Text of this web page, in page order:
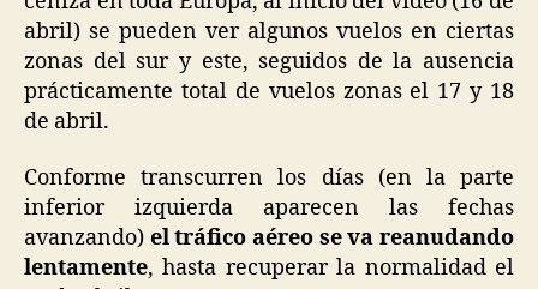
abril) se pueden ver algunos vuelos en ciertas
zonas del sur y este, seguidos de la ausencia
prácticamente total de vuelos zonas el 17 y 18
de abril.
Conforme transcurren los días (en la parte
inferior izquierda aparecen las fechas
avanzando) el tráfico aéreo se va reanudando
lentamente, hasta recuperar la normalidad el